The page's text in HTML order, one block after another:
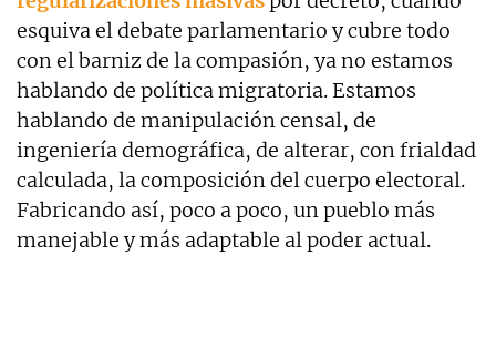
esquiva el debate parlamentario y cubre todo
con el barniz de la compasión, ya no estamos
hablando de política migratoria. Estamos
hablando de manipulación censal, de
ingeniería demográfica, de alterar, con frialdad
calculada, la composición del cuerpo electoral.
Fabricando así, poco a poco, un pueblo más
manejable y más adaptable al poder actual.